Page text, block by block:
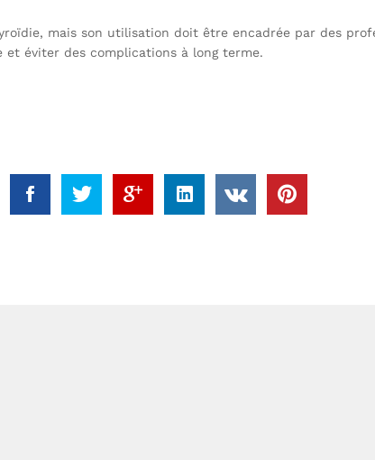
mais son utilisation doit être encadrée par des
éviter des complications à long terme.